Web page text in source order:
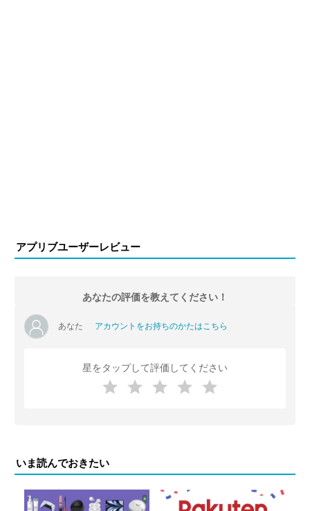
アプリブユーザーレビュー
あなたの評価を教えてください！
あなた アカウントをお持ちのかたはこちら
星をタップして評価してください
いま読んでおきたい